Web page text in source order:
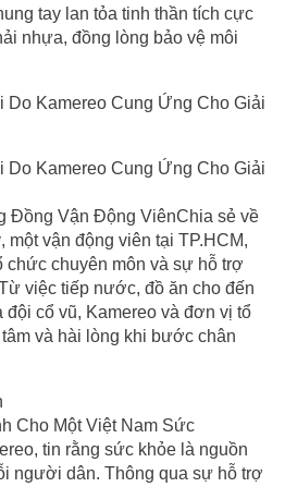
tay lan tỏa tinh thần tích cực
nhựa, đồng lòng bảo vệ môi
Kamereo Cung Ứng Cho Giải
Kamereo Cung Ứng Cho Giải
Đồng Vận Động ViênChia sẻ về
vận động viên tại TP.HCM,
chức chuyên môn và sự hỗ trợ
việc tiếp nước, đồ ăn cho đến
cổ vũ, Kamereo và đơn vị tổ
và hài lòng khi bước chân
Cho Một Việt Nam Sức
tin rằng sức khỏe là nguồn
người dân. Thông qua sự hỗ trợ